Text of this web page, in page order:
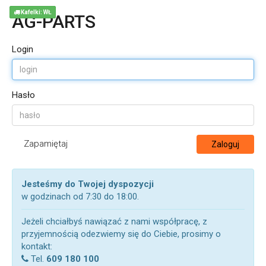
AG-PARTS
Login
Hasło
Zapamiętaj Zaloguj
Jesteśmy do Twojej dyspozycji
w godzinach od 7:30 do 18:00.
Jeżeli chciałbyś nawiązać z nami współpracę, z
przyjemnością odezwiemy się do Ciebie, prosimy o
kontakt:
Tel. 609 180 100
Kafelki: WŁ